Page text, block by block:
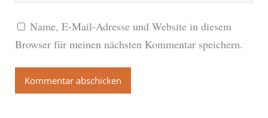
Name, E-Mail-Adresse und Website in diesem
Browser für meinen nächsten Kommentar speichern.